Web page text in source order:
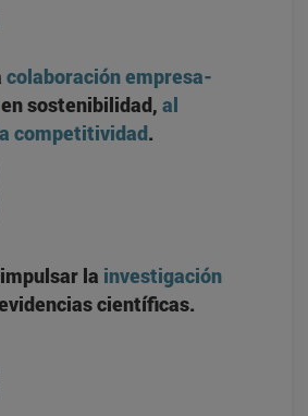
colaboración empresa-
en sostenibilidad,al
competitividad.
la investigación
científicas.